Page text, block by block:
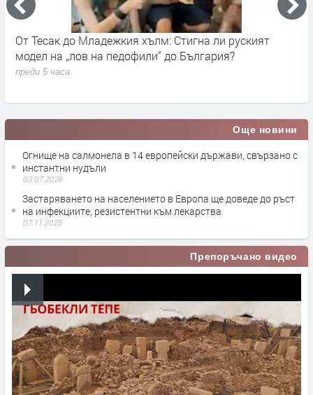
От Тесак до Младежкия хълм: Стигна ли руският
модел на „лов на педофили“ до България?
преди 5 часа
Още новини
Огнище на салмонела в 14 европейски държави, свързано с
инстантни нудъли
03.07.2026
Застаряването на населението в Европа ще доведе до ръст
на инфекциите, резистентни към лекарства
07.11.2025
Препоръчано видео